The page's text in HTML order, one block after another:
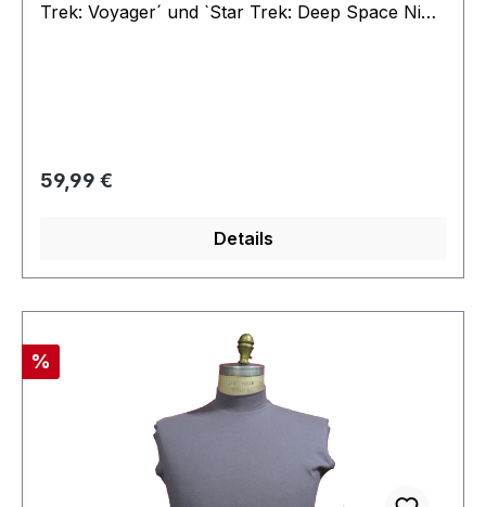
Trek: Voyager´ und `Star Trek: Deep Space Nine
offiziellesLizenzprodukt.
Regulärer Preis:
59,99 €
Details
Rabatt
%